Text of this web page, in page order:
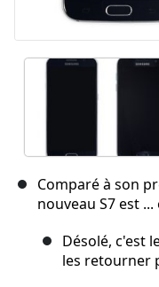
Comparé à son
nouveau S7 est ...
Désolé, c'est
les retourner